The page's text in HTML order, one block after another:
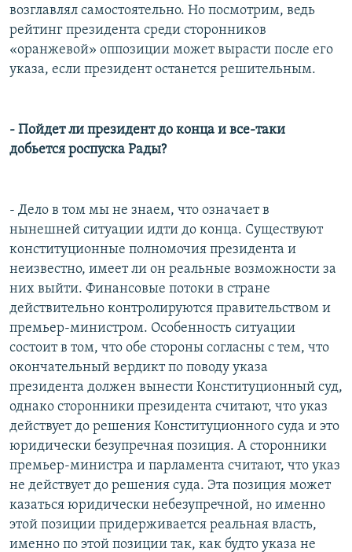
возглавлял самостоятельно. Но посмотрим, ведь
рейтинг президента среди сторонников
«оранжевой» оппозиции может вырасти после его
указа, если президент останется решительным.
- Пойдет ли президент до конца и все-таки
добьется роспуска Рады?
- Дело в том мы не знаем, что означает в
нынешней ситуации идти до конца. Существуют
конституционные полномочия президента и
неизвестно, имеет ли он реальные возможности за
них выйти. Финансовые потоки в стране
действительно контролируются правительством и
премьер-министром. Особенность ситуации
состоит в том, что обе стороны согласны с тем, что
окончательный вердикт по поводу указа
президента должен вынести Конституционный суд,
однако сторонники президента считают, что указ
действует до решения Конституционного суда и это
юридически безупречная позиция. А сторонники
премьер-министра и парламента считают, что указ
не действует до решения суда. Эта позиция может
казаться юридически небезупречной, но именно
этой позиции придерживается реальная власть,
именно по этой позиции так, как будто указа не